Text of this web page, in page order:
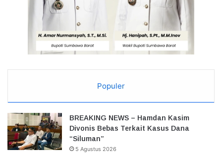
Populer
BREAKING NEWS – Hamdan Kasim
Divonis Bebas Terkait Kasus Dana
“Siluman”
5 Agustus 2026